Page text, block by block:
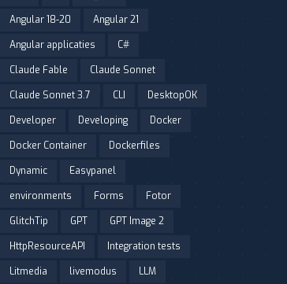
Angular 18-20
Angular 21
Angular applicaties
C#
Claude Fable
Claude Sonnet
Claude Sonnet 3.7
CLI
DesktopOK
Developer
Developing
Docker
Docker Container
Dockerfiles
Dynamic
Easypanel
environments
Forms
Fotor
GlitchTip
GPT
GPT Image 2
HttpResourceAPI
Integration tests
Litmedia
livemodus
LLM